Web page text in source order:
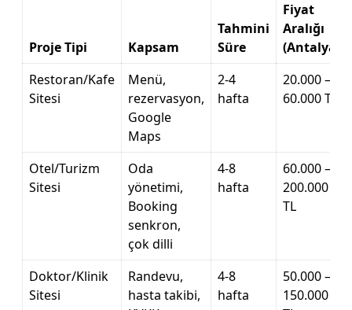
Proje Tipi Kapsam
Tahmini
Süre
Fiyat
Aralığı
(Antalya)
Restoran/Kafe
Sitesi
Menü,
rezervasyon,
Google
Maps
2-4
hafta
20.000 –
60.000 TL
Otel/Turizm
Sitesi
Oda
yönetimi,
Booking
senkron,
çok dilli
4-8
hafta
60.000 –
200.000
TL
Doktor/Klinik
Sitesi
Randevu,
hasta takibi,
4-8
hafta
50.000 –
150.000